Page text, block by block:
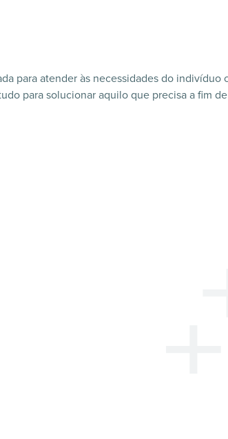
para atender às necessidades do
para solucionar aquilo que precisa a fim